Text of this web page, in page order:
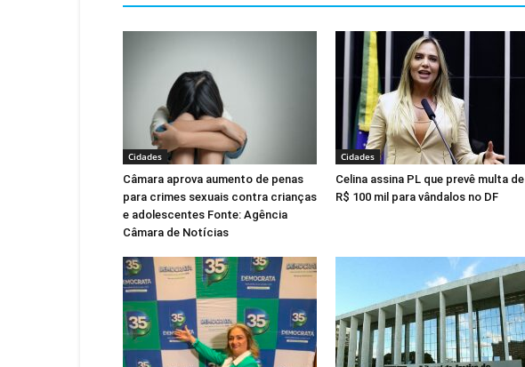
Cidades
Câmara aprova aumento de penas
para crimes sexuais contra crianças
e adolescentes Fonte: Agência
Câmara de Notícias
Cidades
Celina assina PL que prevê multa de
R$ 100 mil para vândalos no DF